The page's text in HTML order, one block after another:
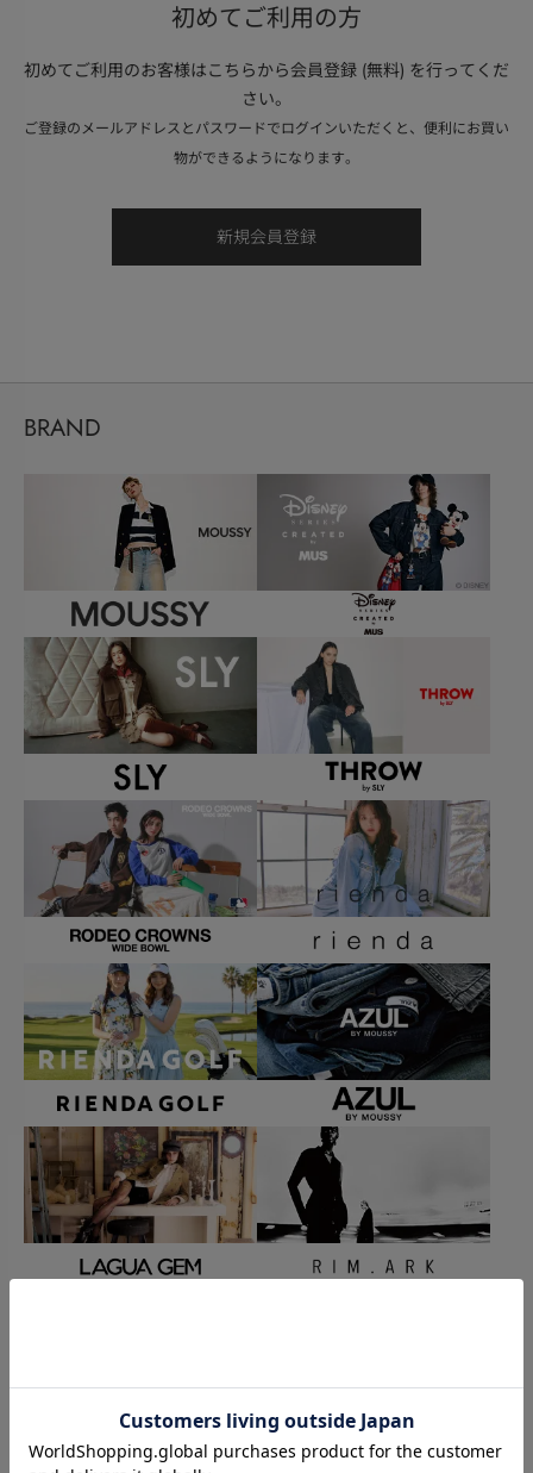
初めてご利用の方
初めてご利用のお客様はこちらから会員登録 (無料) を行ってくだ
さい。
ご登録のメールアドレスとパスワードでログインいただくと、便利にお買い
物ができるようになります。
BRAND